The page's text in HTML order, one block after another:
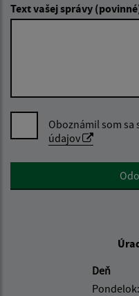
Text vašej správy
Oboznámil som sa
údajov
Google reCaptcha Response
Deň
Pondelok: